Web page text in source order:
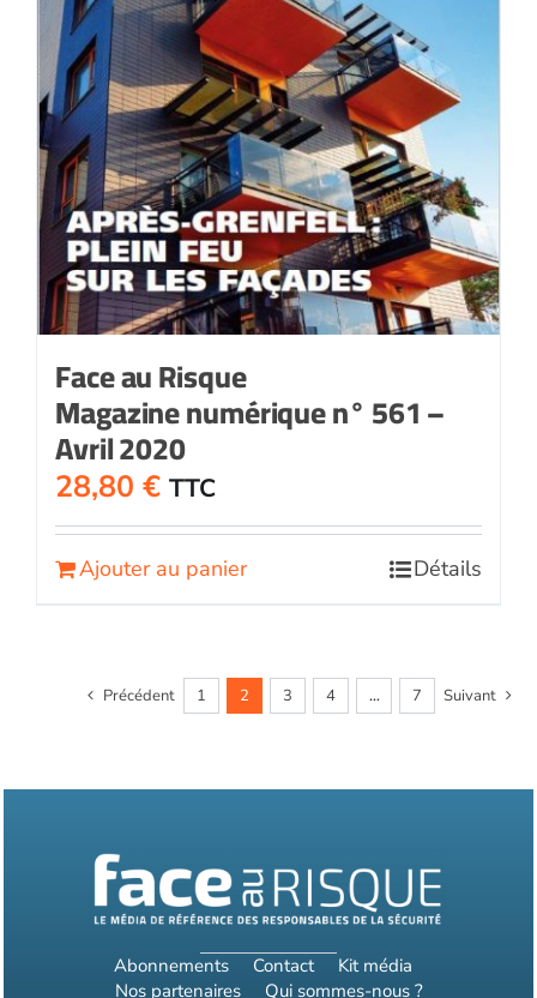
Face au Risque
Magazine numérique n° 561 –
Avril 2020
28,80 € TTC
Ajouter au panier Détails
Précédent 1 2 3 4 … 7 Suivant
Abonnements Contact
Kit média
Nos partenaires
Qui sommes-nous ?